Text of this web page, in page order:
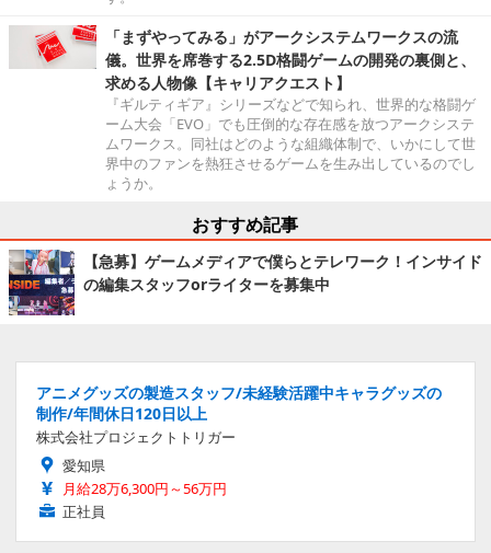
「まずやってみる」がアークシステムワークスの流
儀。世界を席巻する2.5D格闘ゲームの開発の裏側と、
求める人物像【キャリアクエスト】
『ギルティギア』シリーズなどで知られ、世界的な格闘ゲ
ーム大会「EVO」でも圧倒的な存在感を放つアークシステ
ムワークス。同社はどのような組織体制で、いかにして世
界中のファンを熱狂させるゲームを生み出しているのでし
ょうか。
おすすめ記事
【急募】ゲームメディアで僕らとテレワーク！インサイド
の編集スタッフorライターを募集中
アニメグッズの製造スタッフ/未経験活躍中キャラグッズの
制作/年間休日120日以上
株式会社プロジェクトトリガー
愛知県
月給28万6,300円～56万円
正社員